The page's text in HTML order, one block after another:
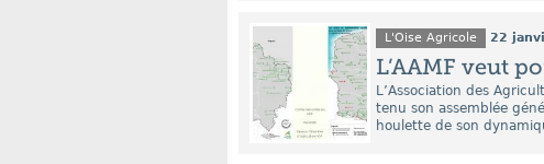
L'Oise Agricole 22
L’AAMF veut
L’Association des
tenu son assemblée
houlette de son